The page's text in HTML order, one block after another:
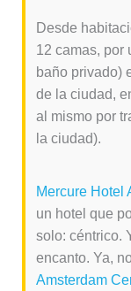
Desde
12 camas, por
baño privado)
de la ciudad,
al mismo por
la ciudad).
Mercure Hotel
un hotel que
solo: céntrico.
encanto. Ya,
Amsterdam